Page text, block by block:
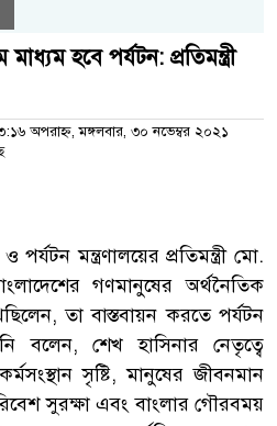
হবে পর্যটন: প্রতিমন্ত্রী
অপরাহ্ন, মঙ্গলবার, ৩০ নভেম্বর ২০২১
মন্ত্রণালয়ের প্রতিমন্ত্রী মো.
গণমানুষের অর্থনৈতিক
তা বাস্তবায়ন করতে পর্যটন
বলেন, শেখ হাসিনার নেতৃত্বে
সৃষ্টি, মানুষের জীবনমান
সুরক্ষা এবং বাংলার গৌরবময়